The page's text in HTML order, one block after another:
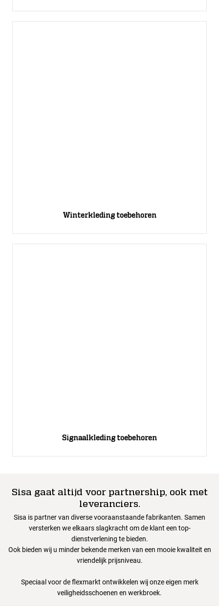
Winterkleding toebehoren
Signaalkleding toebehoren
Sisa gaat altijd voor partnership, ook met
leveranciers.
Sisa is partner van diverse vooraanstaande fabrikanten. Samen
versterken we elkaars slagkracht om de klant een top-
dienstverlening te bieden.
Ook bieden wij u minder bekende merken van een mooie kwaliteit en
vriendelijk prijsniveau.
Speciaal voor de flexmarkt ontwikkelen wij onze eigen merk
veiligheidsschoenen en werkbroek.